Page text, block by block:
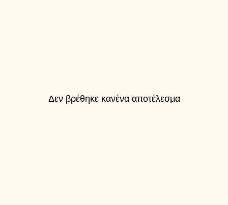
Δεν βρέθηκε κανένα αποτέλεσμα